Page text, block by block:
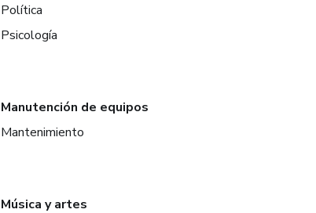
Política
Psicología
Manutención de equipos
Mantenimiento
Música y artes